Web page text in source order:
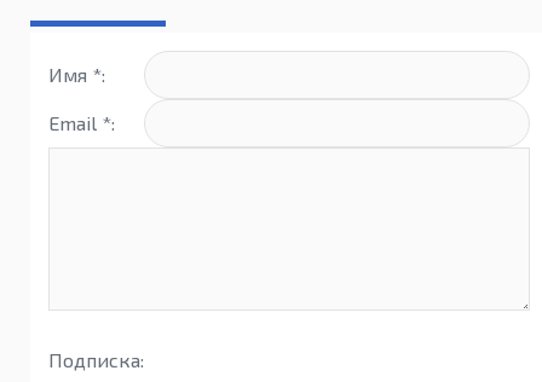
Имя *:
Email *:
Подписка: